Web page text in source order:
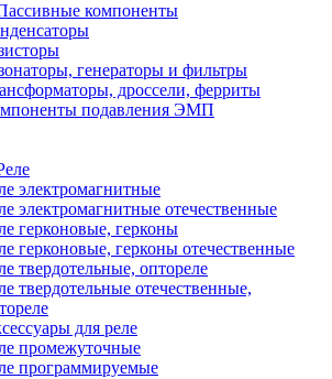
компоненты
генераторы и фильтры
дроссели, ферриты
подавления ЭМП
электромагнитные
электромагнитные отечественные
герконовые, герконы
герконовые, герконы отечественные
твердотельные, оптореле
твердотельные отечественные,
для реле
промежуточные
программируемые